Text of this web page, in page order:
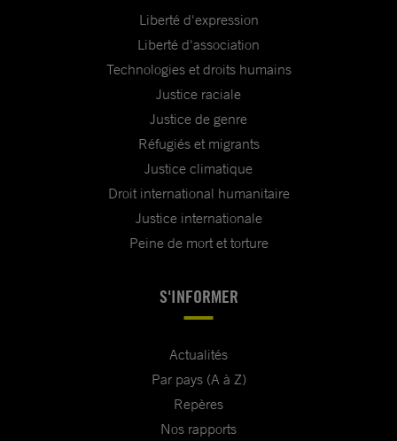
Liberté d'expression
Liberté d'association
Technologies et droits humains
Justice raciale
Justice de genre
Réfugiés et migrants
Justice climatique
Droit international humanitaire
Justice internationale
Peine de mort et torture
S'INFORMER
Actualités
Par pays (A à Z)
Repères
Nos rapports